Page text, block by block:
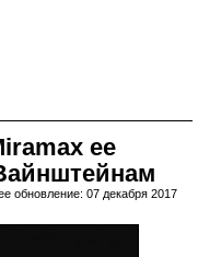
ее
обновление: 07 декабря 2017